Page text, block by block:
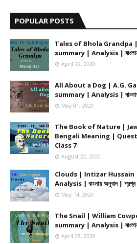
POPULAR POSTS
Tales of Bhola Grandpa
summary | Analysis | বাংলায়
April 29, 2020
All About a Dog | A.G.
summary | Analysis | বাংলায়
May 01, 2020
The Book of Nature |
Bengali Meaning |
Class 7
August 22, 2020
Clouds | Intizar Hussain
Analysis | বাংলায় অনুবাদ |
May 14, 2020
The Snail | William
summary | Analysis | বাংলায়
April 28, 2020